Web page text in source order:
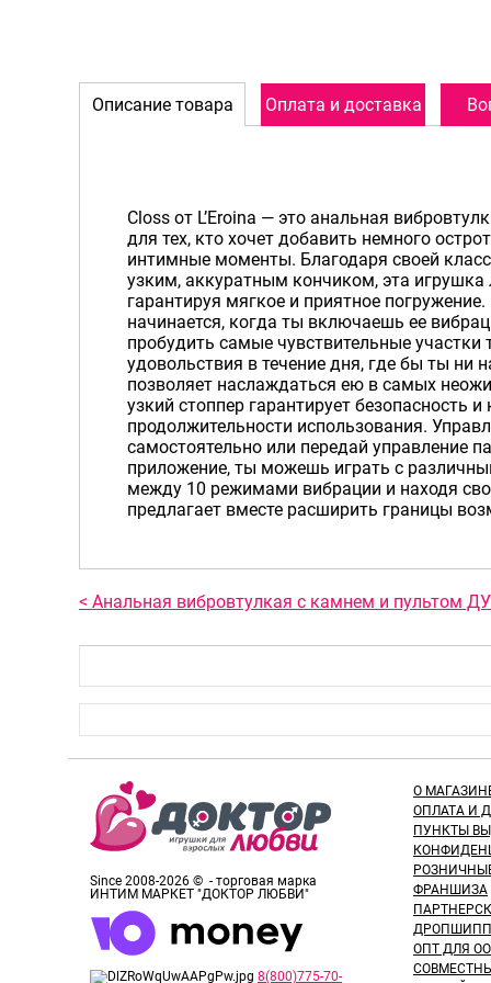
Описание товара Оплата и доставка
Closs от L’Eroina — это анальная
для тех, кто хочет добавить немного
интимные моменты. Благодаря своей
узким, аккуратным кончиком, эта игрушка
гарантируя мягкое и приятное
начинается, когда ты включаешь ее
пробудить самые чувствительные участки
удовольствия в течение дня, где бы ты ни
позволяет наслаждаться ею в самых
узкий стоппер гарантирует безопасность
продолжительности использования.
самостоятельно или передай управление
приложение, ты можешь играть с
между 10 режимами вибрации и находя
предлагает вместе расширить границы
< Анальная вибровтулкая с камнем и пультом
Since 2008-2026 © - торговая марка
ИНТИМ МАРКЕТ "ДОКТОР ЛЮБВИ"
8(800)775-70-
О
ОПЛАТА И
ПУНКТЫ
ФРАНШИЗА
ОПТ ДЛЯ